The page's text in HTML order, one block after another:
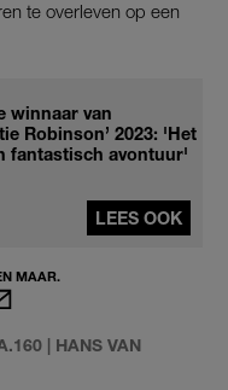
te overleven op een
winnaar van
Robinson’ 2023: 'Het
fantastisch avontuur'
LEES OOK
MAAR.
| HANS VAN